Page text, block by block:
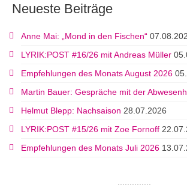
Neueste Beiträge
Anne Mai: „Mond in den Fischen“
LYRIK:POST #16/26 mit Andreas Müller
Empfehlungen des Monats August 2026
Martin Bauer: Gespräche mit der
Helmut Blepp: Nachsaison 28.07.2026
LYRIK:POST #15/26 mit Zoe Fornoff
Empfehlungen des Monats Juli 2026